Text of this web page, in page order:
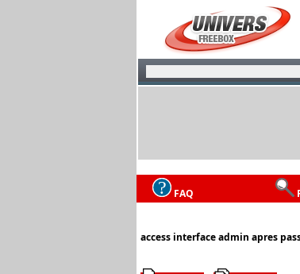
FAQ
access interface admin apres